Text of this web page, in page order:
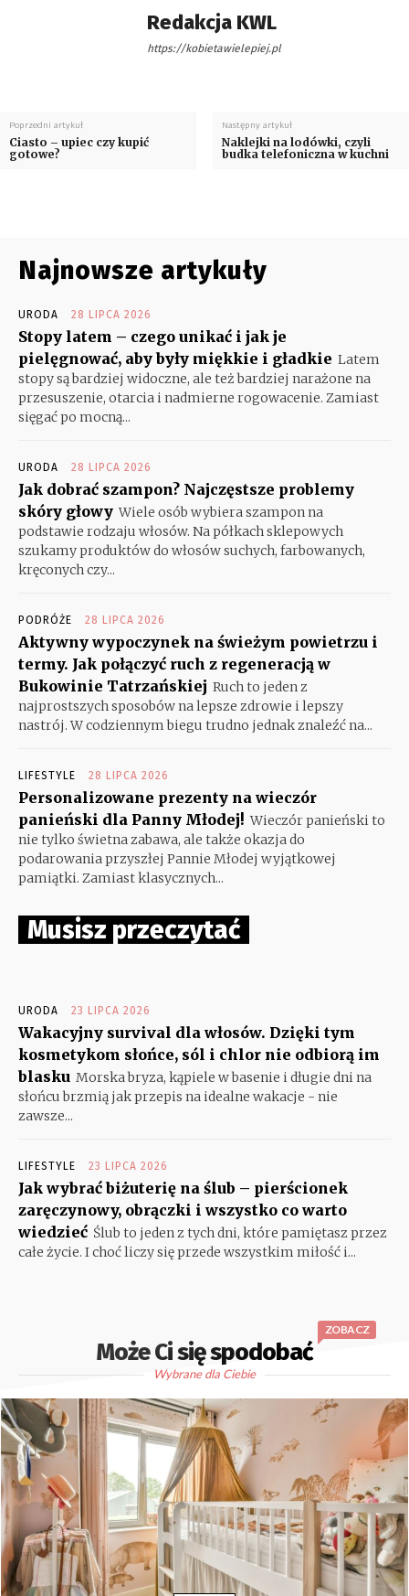
Redakcja KWL
https://kobietawielepiej.pl
Poprzedni artykuł
Ciasto – upiec czy kupić
gotowe?
Następny artykuł
Naklejki na lodówki, czyli
budka telefoniczna w kuchni
Najnowsze artykuły
URODA 28 LIPCA 2026
Stopy latem – czego unikać i jak je
pielęgnować, aby były miękkie i gładkie Latem
stopy są bardziej widoczne, ale też bardziej narażone na
przesuszenie, otarcia i nadmierne rogowacenie. Zamiast
sięgać po mocną...
URODA 28 LIPCA 2026
Jak dobrać szampon? Najczęstsze problemy
skóry głowy Wiele osób wybiera szampon na
podstawie rodzaju włosów. Na półkach sklepowych
szukamy produktów do włosów suchych, farbowanych,
kręconych czy...
PODRÓŻE 28 LIPCA 2026
Aktywny wypoczynek na świeżym powietrzu i
termy. Jak połączyć ruch z regeneracją w
Bukowinie Tatrzańskiej Ruch to jeden z
najprostszych sposobów na lepsze zdrowie i lepszy
nastrój. W codziennym biegu trudno jednak znaleźć na...
LIFESTYLE 28 LIPCA 2026
Personalizowane prezenty na wieczór
panieński dla Panny Młodej! Wieczór panieński to
nie tylko świetna zabawa, ale także okazja do
podarowania przyszłej Pannie Młodej wyjątkowej
pamiątki. Zamiast klasycznych...
Musisz przeczytać
URODA 23 LIPCA 2026
Wakacyjny survival dla włosów. Dzięki tym
kosmetykom słońce, sól i chlor nie odbiorą im
blasku Morska bryza, kąpiele w basenie i długie dni na
słońcu brzmią jak przepis na idealne wakacje - nie
zawsze...
LIFESTYLE 23 LIPCA 2026
Jak wybrać biżuterię na ślub – pierścionek
zaręczynowy, obrączki i wszystko co warto
wiedzieć Ślub to jeden z tych dni, które pamiętasz przez
całe życie. I choć liczy się przede wszystkim miłość i...
Może Ci się spodobać
ZOBACZ
Wybrane dla Ciebie